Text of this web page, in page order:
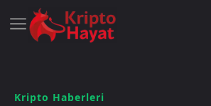
Kripto Haberleri